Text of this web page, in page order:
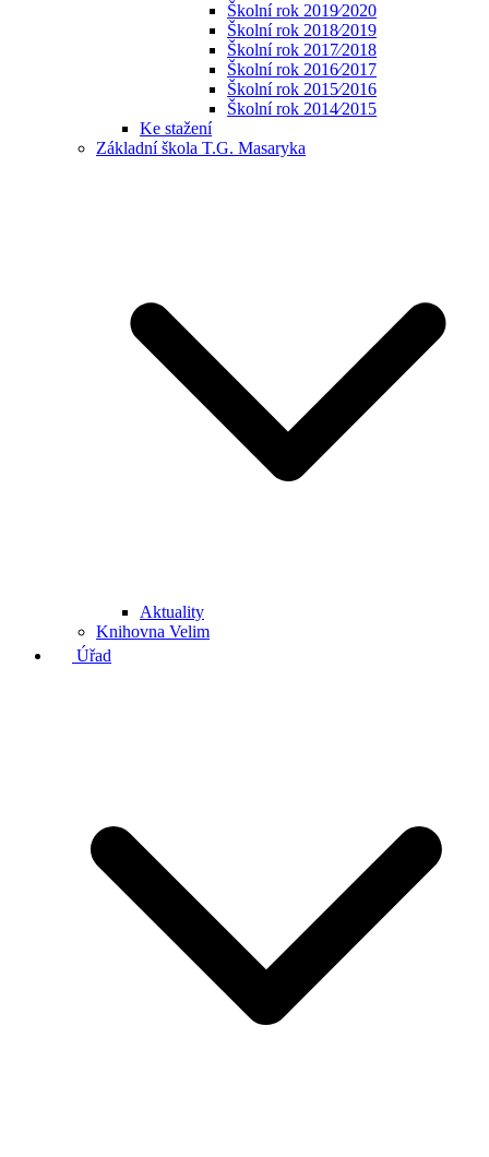
Školní rok 2019⁄2020
Školní rok 2018⁄2019
Školní rok 2017⁄2018
Školní rok 2016⁄2017
Školní rok 2015⁄2016
Školní rok 2014⁄2015
Ke stažení
Základní škola T.G. Masaryka
Aktuality
Knihovna Velim
Úřad